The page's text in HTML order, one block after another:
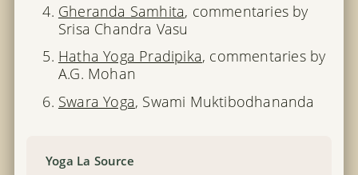
Gheranda Samhita, commentaries by
Srisa Chandra Vasu
Hatha Yoga Pradipika, commentaries by
A.G. Mohan
Swara Yoga, Swami Muktibodhananda
Yoga La Source